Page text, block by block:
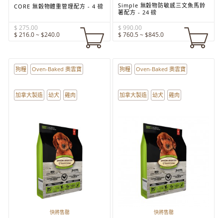
CORE 無穀物體重管理配方 - 4 磅
$ 275.00
$ 216.0 ~ $240.0
Simple 無穀物防敏感三文魚馬鈴
薯配方 - 24 磅
$ 990.00
$ 760.5 ~ $845.0
狗糧 Oven-Baked 奧雲寶
加拿大製造 幼犬 雞肉
快將售罄
狗糧 Oven-Baked 奧雲寶
加拿大製造 幼犬 雞肉
快將售罄